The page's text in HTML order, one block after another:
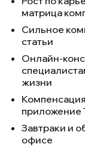
матрица
Сильное
статьи
Онлайн-
жизни
приложение
Завтраки и
офисе